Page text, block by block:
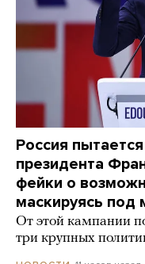
Россия
президента
фейки о
маскируясь под
От этой кампании
три крупных